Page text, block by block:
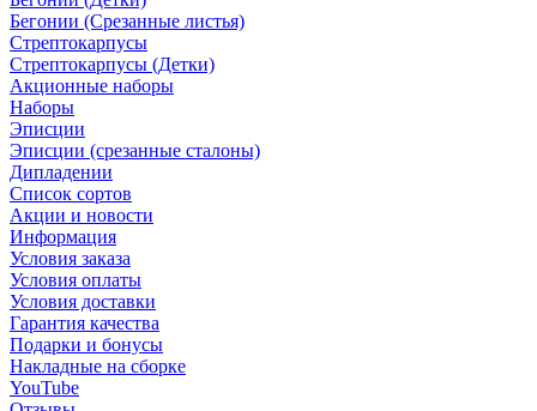
Бегонии (Срезанные листья)
Стрептокарпусы
Стрептокарпусы (Детки)
Акционные наборы
Наборы
Эписции
Эписции (срезанные сталоны)
Дипладении
Список сортов
Акции и новости
Информация
Условия заказа
Условия оплаты
Условия доставки
Гарантия качества
Подарки и бонусы
Накладные на сборке
YouTube